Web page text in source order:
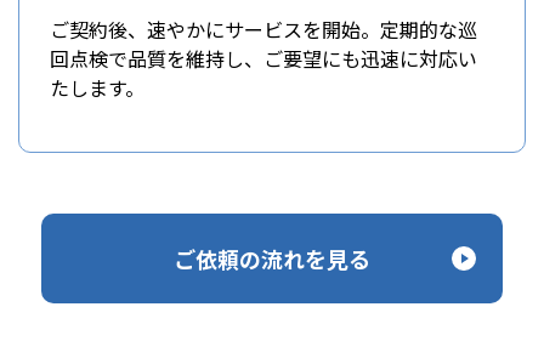
ご契約後、速やかにサービスを開始。定期的な巡
回点検で品質を維持し、ご要望にも迅速に対応い
たします。
ご依頼の流れを見る